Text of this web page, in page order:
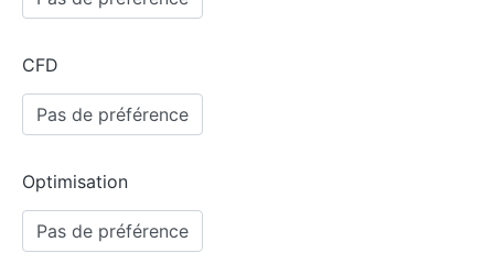
CFD
Optimisation